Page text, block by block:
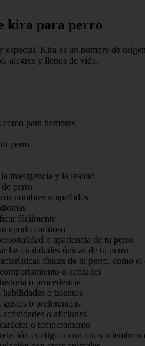
kira para perro
Kira es un nombre de
alegres y llenos de vida.
para hembras
perro
inteligencia y la lealtad
perro
nombres o apellidos
fácilmente
apodo cariñoso
o apariencia de tu perro
las cualidades únicas de tu perro
físicas de tu perro, como
o actitudes
o procedencia
o talentos
o preferencias
actividades o aficiones
o temperamento
contigo o con otros miembros